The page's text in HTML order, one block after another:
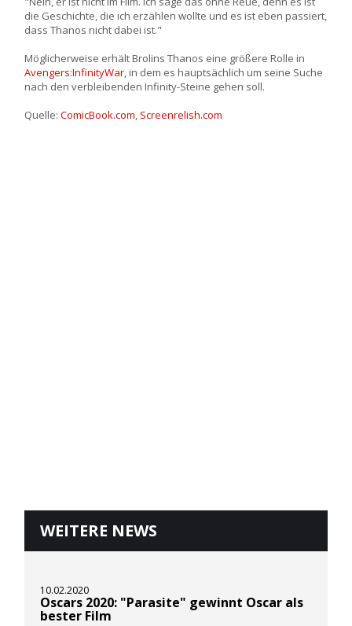
die Geschichte, die ich erzählen wollte und es ist eben passiert,
dass Thanos nicht dabei ist."
Möglicherweise erhält Brolins Thanos eine größere Rolle in
Avengers:InfinityWar, in dem es hauptsächlich um seine Suche
nach den verbleibenden Infinity-Steine gehen soll.
Quelle:ComicBook.com, Screenrelish.com
WEITERE NEWS
10.02.2020
Oscars 2020: "Parasite" gewinnt Oscar als
bester Film